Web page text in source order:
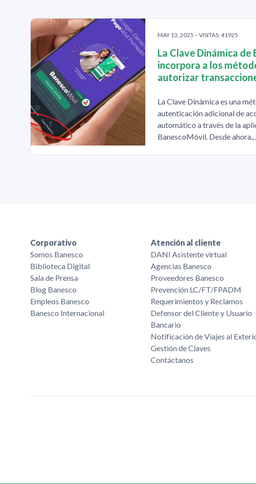
MAY 13, 2025 – VISITAS: 41925
La Clave Dinámica de
incorpora a los
autorizar
La Clave Dinámica es una
autenticación adicional de
automático a través de la
BanescoMóvil. Desde
Corporativo
Somos Banesco
Biblioteca Digital
Sala de Prensa
Blog Banesco
Empleos Banesco
Banesco Internacional
Atención al cliente
DANI Asistente virtual
Agencias Banesco
Proveedores Banesco
Prevención LC/FT/FPADM
Requerimientos y Reclamos
Defensor del Cliente y Usuario
Bancario
Notificación de Viajes al
Gestión de Claves
Contáctanos